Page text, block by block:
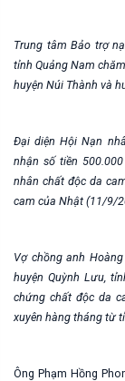
Trung tâm Bảo trợ
tỉnh Quảng Nam
huyện Núi Thành và
Đại diện Hội Nạn
nhận số tiền
nhân chất độc da
cam của Nhật (11/9/
Vợ chồng anh
huyện Quỳnh Lưu,
chứng chất độc da
xuyên hàng tháng từ
Ông Phạm Hồng